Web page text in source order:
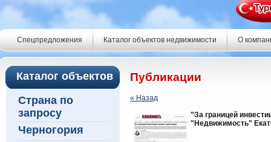
Спецпредложения Каталог объектов недвижимости О
Каталог объектов
Страна по
запросу
Черногория
Публикации
« Назад
"За границей
"Недвижимость"